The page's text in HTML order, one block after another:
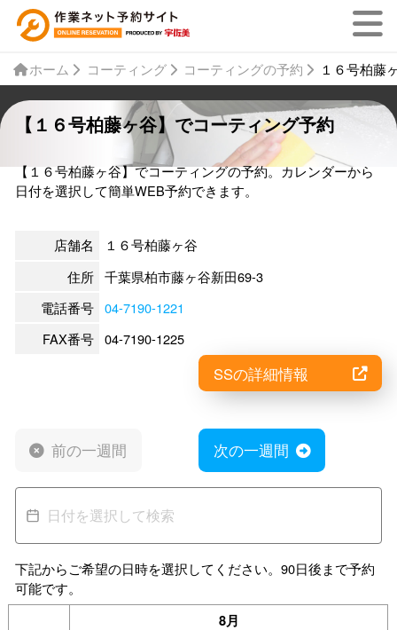
ホーム コーティング コーティングの予約 １６号柏藤
【１６号柏藤ヶ谷】でコーティング予約
【１６号柏藤ヶ谷】でコーティングの予約。カレンダーから
日付を選択して簡単WEB予約できます。
店舗名
１６号柏藤ヶ谷
住所 千葉県柏市藤ヶ谷新田69-3
電話番号 04-7190-1221
FAX番号 04-7190-1225
SSの詳細情報
前の一週間 次の一週間
下記からご希望の日時を選択してください。90日後まで予約
可能です。
8月